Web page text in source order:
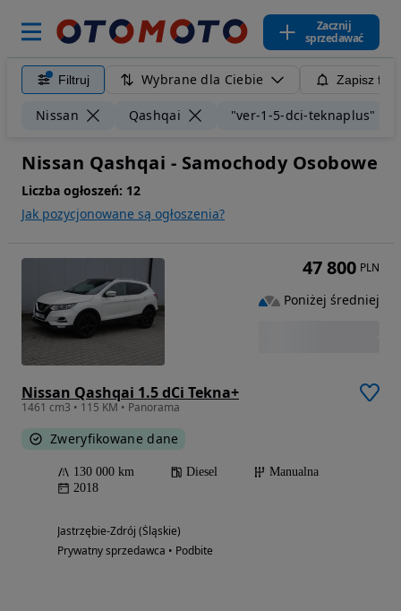
Zacznij
sprzedawać
Filtruj Wybrane dla Ciebie Zapisz
Nissan Qashqai "ver-1-5-dci-teknaplus"
Nissan Qashqai - Samochody Osobowe
Liczba ogłoszeń: 12
Jak pozycjonowane są ogłoszenia?
Nissan Qashqai 1.5 dCi Tekna+
1461 cm3 • 115 KM • Panorama
Zweryfikowane dane
130 000 km Diesel
Manualna
2018
Jastrzębie-Zdrój (Śląskie)
Prywatny sprzedawca • Podbite
47 800 PLN
Poniżej średniej